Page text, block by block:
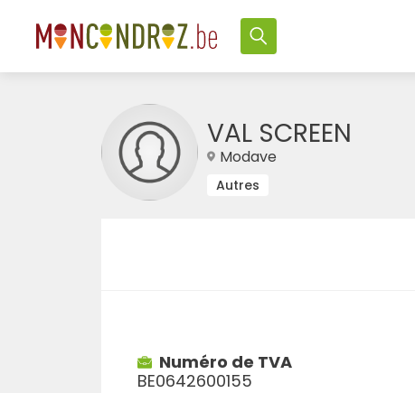
VAL SCREEN
Modave
Autres
Numéro de TVA
BE0642600155